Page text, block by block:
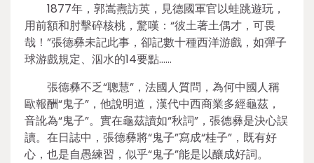
1877年，郭嵩燾訪英，見德國軍官以蛙跳遊玩，
用前額和肘擊碎核桃，驚嘆：“彼土著土偶才，可畏
哉！”張德彝未記此事，卻記數十種西洋游戲，如彈子
球游戲規定、泅水的14要點……
張德彝不乏“聰慧”，法國人質問，為何中國人稱
歐報酬“鬼子”，他說明道，漢代中西商業多經龜茲，
音訛為“鬼子”。實在龜茲讀如“秋詞”，張德彝是決心誤
讀。在日誌中，張德彝將“鬼子”寫成“桂子”，既有好
心，也是自愚練習，似乎“鬼子”能是以釀成好詞。